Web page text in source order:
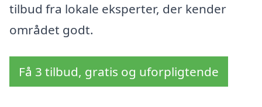
tilbud fra lokale eksperter, der kender
området godt.
Få 3 tilbud, gratis og uforpligtende